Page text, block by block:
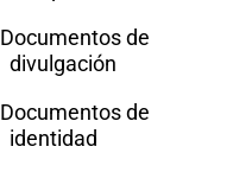
Documentos de
divulgación
Documentos de
identidad